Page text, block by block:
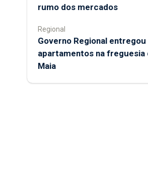
rumo dos mercados
Regional
Governo Regional entregou
apartamentos na freguesia
Maia